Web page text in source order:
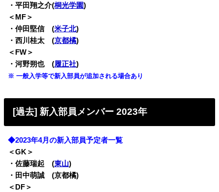
・平田翔之介(桐光学園)
＜MF＞
・仲田堅信 (米子北)
・西川桂太 (京都橘)
＜FW＞
・河野朔也 (履正社)
※ 一般入学等で新入部員が追加される場合あり
[過去] 新入部員メンバー 2023年
◆2023年4月の新入部員予定者一覧
＜GK＞
・佐藤瑞起 (東山)
・田中萌誠 (京都橘)
＜DF＞